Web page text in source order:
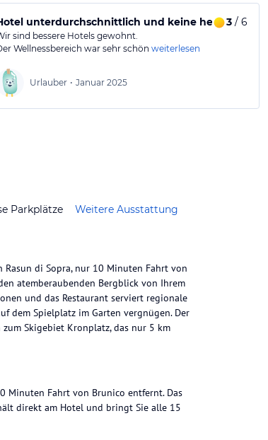
unterdurchschnittlich und keine herzliche
3/ 6
sind bessere Hotels gewohnt.
Wellnessbereich war sehr schön weiterlesen
Urlauber • Januar 2025
Parkplätze Weitere Ausstattung
di Sopra, nur 10 Minuten Fahrt von
atemberaubenden Bergblick von Ihrem
und das Restaurant serviert regionale
dem Spielplatz im Garten vergnügen. Der
Skigebiet Kronplatz, das nur 5 km
Minuten Fahrt von Brunico entfernt. Das
direkt am Hotel und bringt Sie alle 15